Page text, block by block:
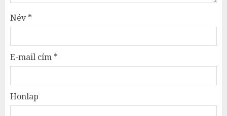
Név*
E-mail cím *
Honlap